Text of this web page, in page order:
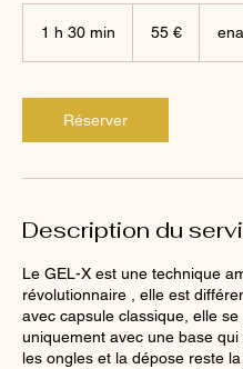
1 h 30 min
m
i
55 €
Réserver
Description du
Le GEL-X est une technique
révolutionnaire , elle est
avec capsule classique, elle se
uniquement avec une base
les ongles et la dépose reste